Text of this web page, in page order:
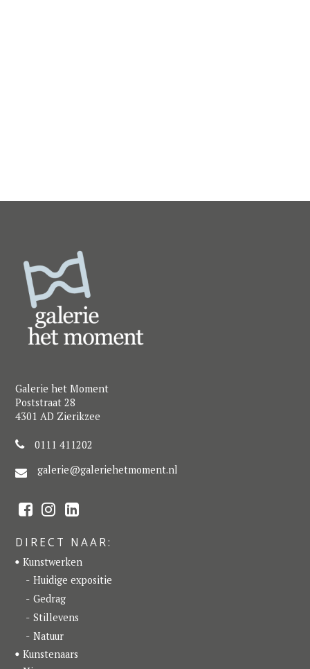
Galerie het Moment
Poststraat 28
4301 AD Zierikzee
0111 411202
galerie@galeriehetmoment.nl
F
a
e
b
o
o
k
t
a
g
r
a
m
L
i
k
e
d
I
n
DIRECT NAAR:
Kunstwerken
Huidige expositie
Gedrag
Stillevens
Natuur
Kunstenaars